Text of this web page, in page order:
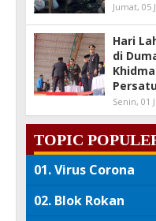
Jumat, 05
Hari
di
Senin, 01
TOPIC
01.Virus Corona
02. Blok Rokan